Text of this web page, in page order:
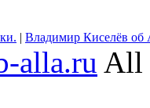
| Владимир Киселёв об
alla.ru All